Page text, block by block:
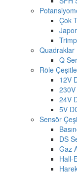
Çok
Quadraklar
Q
Röle
12V
24V
5V
Sensör
DS
Gaz
Hall-